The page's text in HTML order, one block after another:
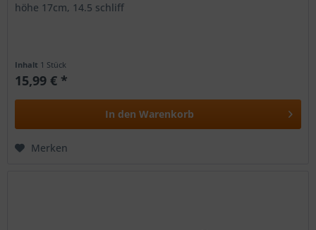
höhe 17cm, 14.5 schliff
Inhalt 1 Stück
15,99 € *
In den Warenkorb
Merken